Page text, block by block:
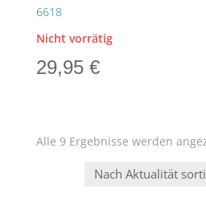
6618
Nicht vorrätig
29,95 €
Alle 9 Ergebnisse werden